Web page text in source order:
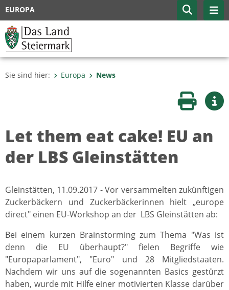
EUROPA
Sie sind hier: Europa News
Seite
Let them eat cake! EU an
der LBS Gleinstätten
Gleinstätten, 11.09.2017 - Vor versammelten zukünftigen
Zuckerbäckern und Zuckerbäckerinnen hielt „europe
direct" einen EU-Workshop an der LBS Gleinstätten ab:
Bei einem kurzen Brainstorming zum Thema "Was ist
denn die EU überhaupt?" fielen Begriffe wie
"Europaparlament", "Euro" und 28 Mitgliedstaaten.
Nachdem wir uns auf die sogenannten Basics gestürzt
haben, wurde mit Hilfe einer motivierten Klasse darüber